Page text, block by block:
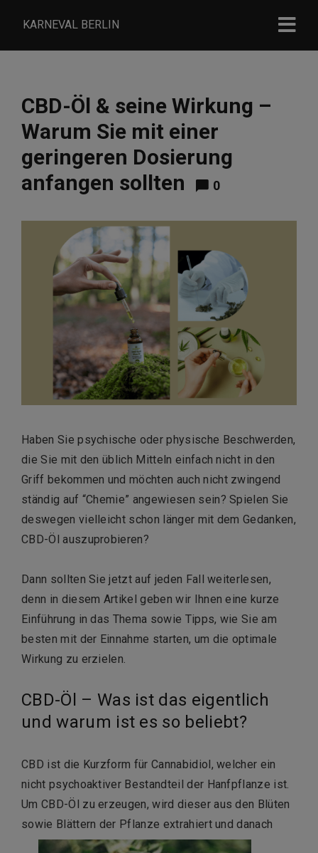
KARNEVAL BERLIN
CBD-Öl & seine Wirkung –
Warum Sie mit einer
geringeren Dosierung
anfangen sollten
0
Haben Sie psychische oder physische Beschwerden,
die Sie mit den üblich Mitteln einfach nicht in den
Griff bekommen und möchten auch nicht zwingend
ständig auf “Chemie” angewiesen sein? Spielen Sie
deswegen vielleicht schon länger mit dem Gedanken,
CBD-Öl auszuprobieren?
Dann sollten Sie jetzt auf jeden Fall weiterlesen,
denn in diesem Artikel geben wir Ihnen eine kurze
Einführung in das Thema sowie Tipps, wie Sie am
besten mit der Einnahme starten, um die optimale
Wirkung zu erzielen.
CBD-Öl – Was ist das eigentlich
und warum ist es so beliebt?
CBD ist die Kurzform für Cannabidiol, welcher ein
nicht psychoaktiver Bestandteil der Hanfpflanze ist.
Um CBD-Öl zu erzeugen, wird dieser aus den Blüten
sowie Blättern der Pflanze extrahiert und danach